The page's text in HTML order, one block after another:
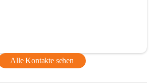
Alle Kontakte sehen